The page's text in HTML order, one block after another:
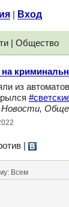
Вход
| Общество
на
из
Новости,
Всем